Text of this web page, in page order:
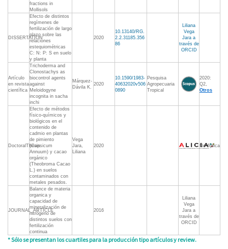
fractions in
Mollisols
DISSERTATION
Efecto de distintos
regímenes de
fertilización de largo
plazo sobre las
relaciones
estequiométricas
C: N: P: S en suelo
y planta
2020
10.13140/RG.
2.2.31185.356
86
Liliana
Vega
Jara a
través de
ORCID
Artículo
en revista
científica
Trichoderma and
Clonostachys as
biocontrol agents
against
Meloidogyne
incognita in sacha
inchi
Márquez-
Dávila K.
2020
10.1590/1983-
40632020v506
0890
Pesquisa
Agropecuaria
Tropical
2020:
Q2,
Otros
DoctoralThesis
Efecto de métodos
físico-químicos y
biológicos en el
contenido de
cadmio en plantas
de pimiento
(Capsicum
Annuum) y cacao
orgánico
(Theobroma Cacao
L.) en suelos
contaminados con
metales pesados.
Vega
Jara,
Liliana
2020 No Aplica
JOURNAL_ARTICLE
Balance de materia
organica y
capacidad de
mineralización de
nitrógeno de
distintos suelos con
fertilización
continua
2016
Liliana
Vega
Jara a
través de
ORCID
* Sólo se presentan los cuartiles para la producción tipo artículos y review.